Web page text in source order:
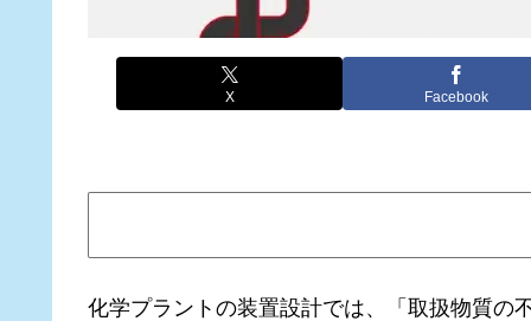
X Facebook
化学プラントの装置設計では、「取扱物質の